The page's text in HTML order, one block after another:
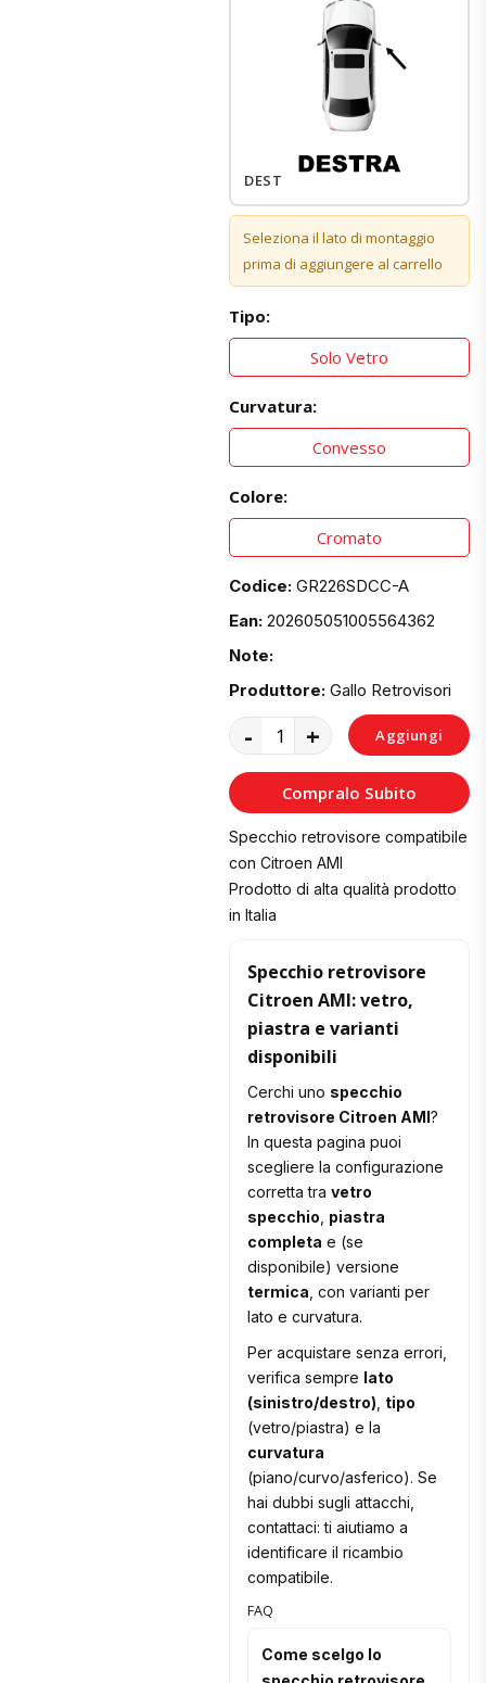
DESTRO
Seleziona il lato di montaggio
prima di aggiungere al carrello
Tipo:
Solo Vetro
Curvatura:
Convesso
Colore:
Cromato
Codice: GR226SDCC-A
Ean: 202605051005564362
Note:
Produttore: Gallo Retrovisori
- + Aggiungi
al
Carrello
Compralo Subito
Specchio retrovisore compatibile
con Citroen AMI
Prodotto di alta qualità prodotto
in Italia
Specchio retrovisore
Citroen AMI: vetro,
piastra e varianti
disponibili
Cerchi uno specchio
retrovisore Citroen AMI?
In questa pagina puoi
scegliere la configurazione
corretta travetro
specchio piastra
completa e (se
disponibile) versione
termica , con varianti per
lato e curvatura.
Per acquistare senza errori,
verifica sempre lato
(sinistro/destro) tipo
(vetro/piastra) e la
curvatura
(piano/curvo/asferico). Se
hai dubbi sugli attacchi,
contattaci: ti aiutiamo a
identificare il ricambio
compatibile.
FAQ
Come scelgo lo